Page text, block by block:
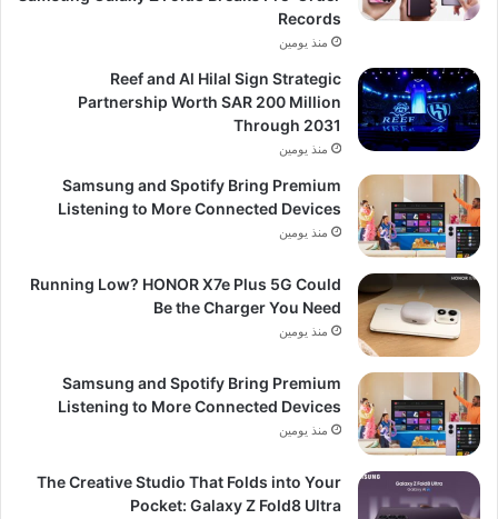
Records
منذ يومين
Reef and Al Hilal Sign Strategic
Partnership Worth SAR 200 Million
Through 2031
منذ يومين
Samsung and Spotify Bring Premium
Listening to More Connected Devices
منذ يومين
Running Low? HONOR X7e Plus 5G Could
Be the Charger You Need
منذ يومين
Samsung and Spotify Bring Premium
Listening to More Connected Devices
منذ يومين
The Creative Studio That Folds into Your
Pocket: Galaxy Z Fold8 Ultra